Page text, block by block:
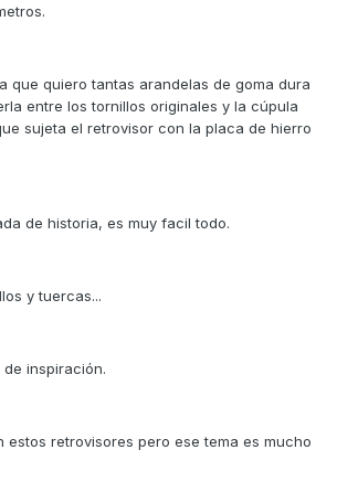
que quiero tantas arandelas de goma dura
entre los tornillos originales y la cúpula
sujeta el retrovisor con la placa de hierro
de historia, es muy facil todo.
y tuercas...
inspiración.
estos retrovisores pero ese tema es mucho